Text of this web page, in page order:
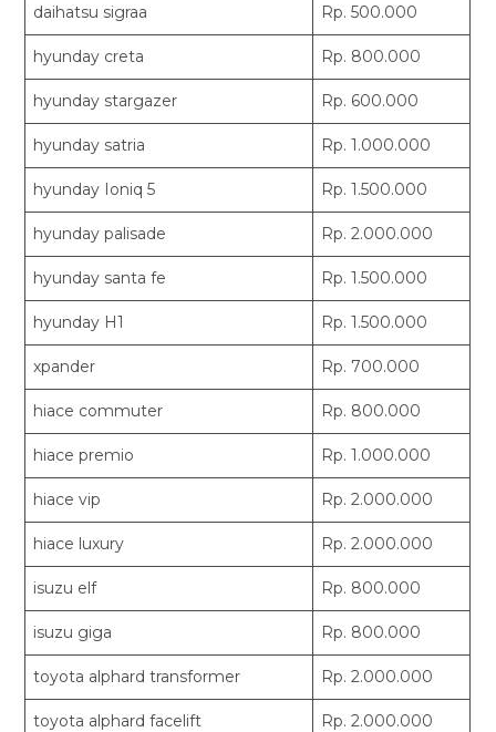
daihatsu sigraa Rp. 500.000
hyunday creta Rp. 800.000
hyunday stargazer Rp. 600.000
hyunday satria Rp. 1.000.000
hyunday Ioniq 5 Rp. 1.500.000
hyunday palisade Rp. 2.000.000
hyunday santa fe Rp. 1.500.000
hyunday H1 Rp. 1.500.000
xpander Rp. 700.000
hiace commuter Rp. 800.000
hiace premio Rp. 1.000.000
hiace vip Rp. 2.000.000
hiace luxury Rp. 2.000.000
isuzu elf Rp. 800.000
isuzu giga Rp. 800.000
toyota alphard transformer Rp. 2.000.000
toyota alphard facelift Rp. 2.000.000